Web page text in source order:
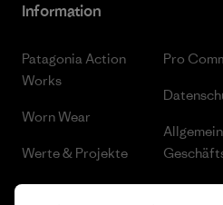
Information
Patagonia Action
Works
Worn Wear
Werte & Projekte
Progress Report
Pro
Cookie